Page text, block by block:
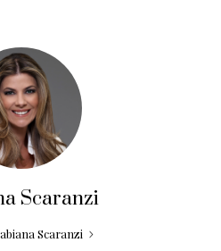
Scaranzi
Scaranzi